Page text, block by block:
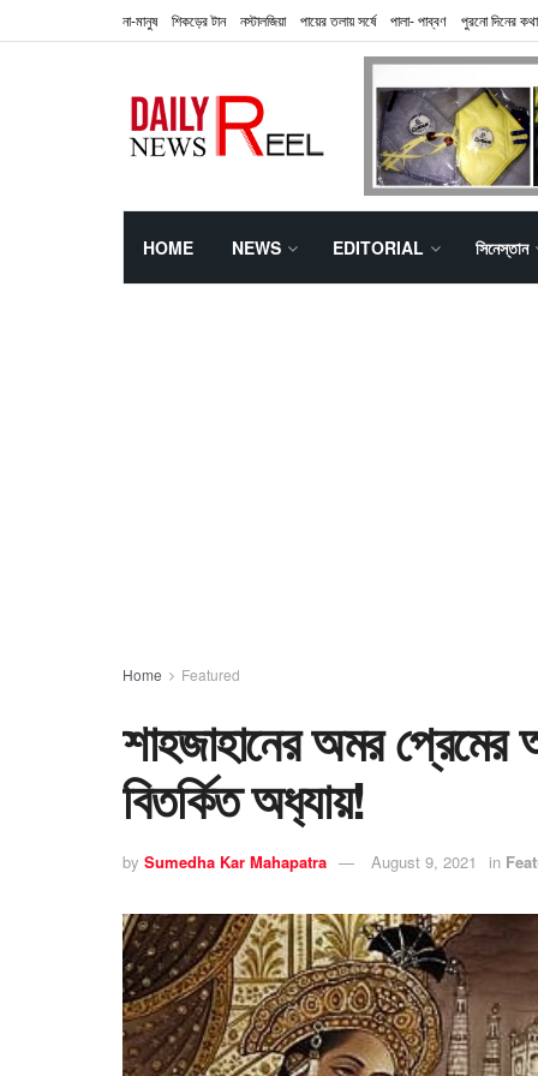
না-মানুষ শিকড়ের টান নস্টালজিয়া পায়ের তলায় সর্ষে পালা- পাব্বণ পুরনো দিনের কথা
HOME NEWS EDITORIAL সিনেস্তান
Home Featured
শাহজাহানের অমর
বিতর্কিত অধ‍্যায়!
by Sumedha Kar Mahapatra August 9, 2021 in